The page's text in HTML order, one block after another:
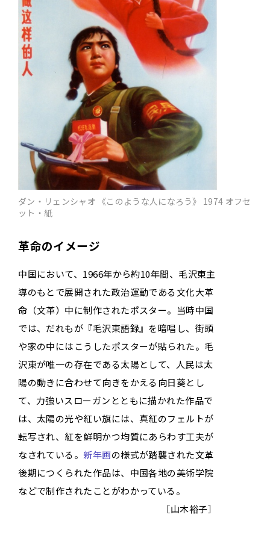
革命のイメージ
中国において、1966年から約10年間、毛沢東主
導のもとで展開された政治運動である文化大革
命（文革）中に制作されたポスター。当時中国
では、だれもが『毛沢東語録』を暗唱し、街頭
や家の中にはこうしたポスターが貼られた。毛
沢東が唯一の存在である太陽として、人民は太
陽の動きに合わせて向きをかえる向日葵とし
て、力強いスローガンとともに描かれた作品で
は、太陽の光や紅い旗には、真紅のフェルトが
転写され、紅を鮮明かつ均質にあらわす工夫が
なされている。 新年画の様式が踏襲された文革
後期につくられた作品は、中国各地の美術学院
などで制作されたことがわかっている。
［山木裕子］
ダン・リェンシャオ 《このような人になろう》 1974 オフセ
ット・紙